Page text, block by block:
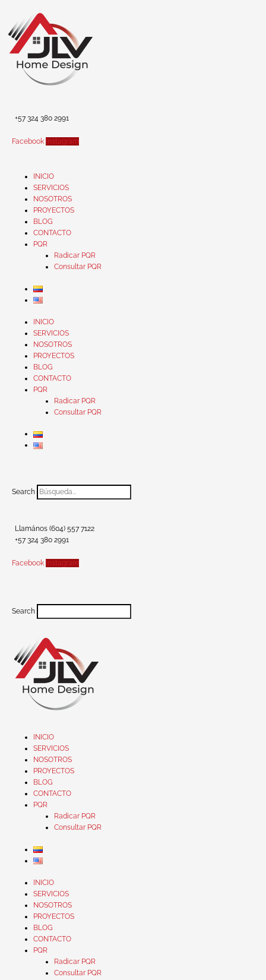
contenido
+57 324 380 2991
Facebook Instagram
INICIO
SERVICIOS
NOSOTROS
PROYECTOS
BLOG
CONTACTO
PQR
Radicar PQR
Consultar PQR
INICIO
SERVICIOS
NOSOTROS
PROYECTOS
BLOG
CONTACTO
PQR
Radicar PQR
Consultar PQR
Search
Llamános (604) 557 7122
+57 324 380 2991
Facebook Instagram
Search
INICIO
SERVICIOS
NOSOTROS
PROYECTOS
BLOG
CONTACTO
PQR
Radicar PQR
Consultar PQR
INICIO
SERVICIOS
NOSOTROS
PROYECTOS
BLOG
CONTACTO
PQR
Radicar PQR
Consultar PQR